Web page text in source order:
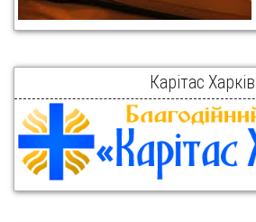
Карітас Харків